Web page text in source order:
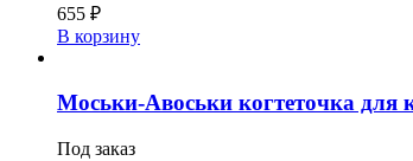
655 ₽
В корзину
Моськи-Авоськи когтеточка для
Под заказ